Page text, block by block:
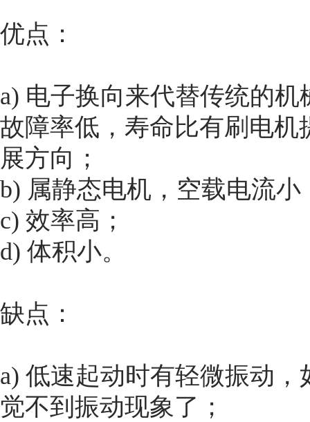
优点：
a) 电子换向来代替传统的
故障率低，寿命比有刷电
展方向；
b) 属静态电机，空载电流小
c) 效率高；
d) 体积小。
缺点：
a) 低速起动时有轻微振动
觉不到振动现象了；